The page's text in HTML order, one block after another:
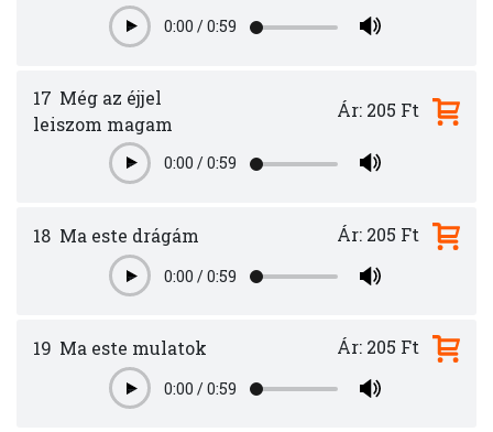
Play0:00 /0:59
17 Még az éjjel
leiszom magam
Play0:00 /0:59
Ár: 205 Ft
18 Ma este drágám
Play0:00 /0:59
Ár: 205 Ft
19 Ma este mulatok
Play0:00 /0:59
Ár: 205 Ft